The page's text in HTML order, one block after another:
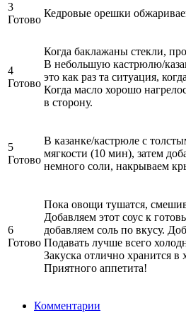
3
Готово
Кедровые орешки
4
Готово
Когда баклажаны стекли,
В небольшую кастрюлю/
это как раз та ситуация,
Когда масло хорошо
в сторону.
5
Готово
В казанке/кастрюле с
мягкости (10 мин), затем
немного соли, накрываем
6
Готово
Пока овощи тушатся,
Добавляем этот соус к
добавляем соль по вкусу.
Подавать лучше всего
Закуска отлично хранится в
Приятного аппетита!
Комментарии